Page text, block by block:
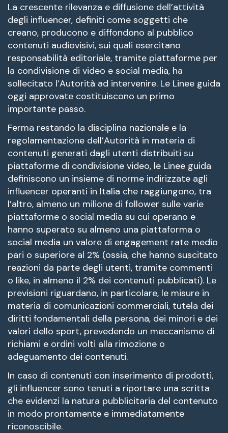
La crescente rilevanza e diffusione dell’attività
degli influencer, definiti come soggetti che
creano, producono e diffondono al pubblico
contenuti audiovisivi, sui quali esercitano
responsabilità editoriale, tramite piattaforme per
la condivisione di video e social media, ha
sollecitato l’Autorità ad intervenire. Le Linee guida
oggi approvate costituiscono un primo
importante passo.
Ferma restando la disciplina nazionale e la
regolamentazione dell’Autorità in materia di
contenuti generati dagli utenti distribuiti su
piattaforme di condivisione video, le Linee guida
definiscono un insieme di norme indirizzate agli
influencer operanti in Italia che raggiungono, tra
l’altro, almeno un milione di follower sulle varie
piattaforme o social media su cui operano e
hanno superato su almeno una piattaforma o
social media un valore di engagement rate medio
pari o superiore al 2% (ossia, che hanno suscitato
reazioni da parte degli utenti, tramite commenti
o like, in almeno il 2% dei contenuti pubblicati). Le
previsioni riguardano, in particolare, le misure in
materia di comunicazioni commerciali, tutela dei
diritti fondamentali della persona, dei minori e dei
valori dello sport, prevedendo un meccanismo di
richiami e ordini volti alla rimozione o
adeguamento dei contenuti.
In caso di contenuti con inserimento di prodotti,
gli influencer sono tenuti a riportare una scritta
che evidenzi la natura pubblicitaria del contenuto
in modo prontamente e immediatamente
riconoscibile.